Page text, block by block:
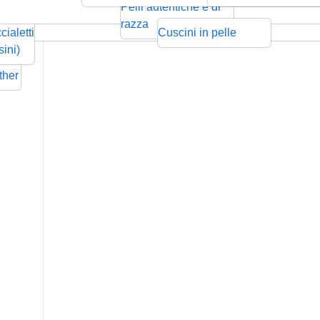
Rilievo
Pelli autentiche e di
razza
Pressione
Cuscini in pelle